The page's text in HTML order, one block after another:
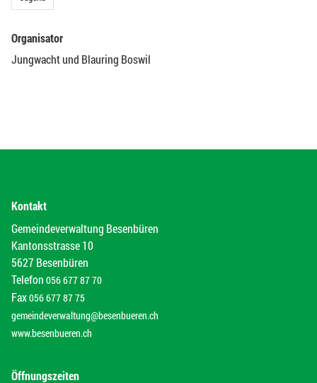
Organisator
Jungwacht und Blauring Boswil
Kontakt
Gemeindeverwaltung Besenbüren
Kantonsstrasse 10
5627 Besenbüren
Telefon 056 677 87 70
Fax056 677 87 75
gemeindeverwaltung@besenbueren.ch
www.besenbueren.ch
Öffnungszeiten